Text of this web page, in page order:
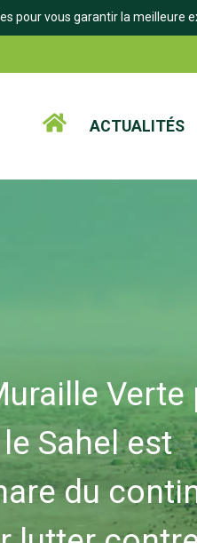
pour vous garantir la meilleure
ACTUALITÉS
Verte
Sahel est
du